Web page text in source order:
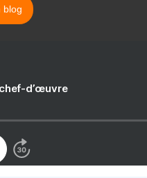
blog
d’œuvre